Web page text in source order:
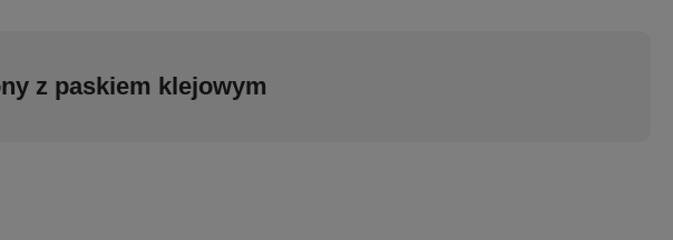
z paskiem klejowym